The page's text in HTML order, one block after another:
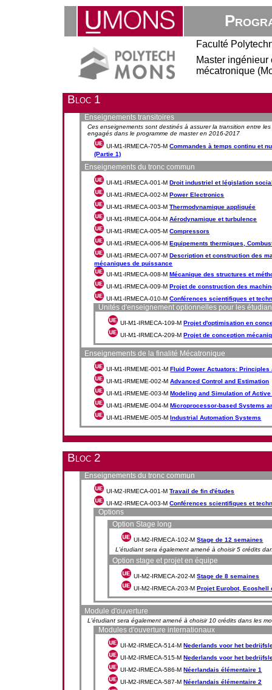
Faculté
Master
mécatronique
Bloc 1
Enseignements transitoires
Ces enseignements sont destinés à assurer la transition entre
engagés dans le programme de master en 2016-2017
UI-M1-IRMECA-705-MCommandes à temps continu et
(Partie 1)
Enseignements du tronc commun
UI-M1-IRMECA-001-MDroit industriel et législation
UI-M1-IRMECA-002-MPower Electronics
UI-M1-IRMECA-003-MThermodynamique appliquée
UI-M1-IRMECA-004-MAérodynamique et turbulence
UI-M1-IRMECA-005-MCompressors
UI-M1-IRMECA-006-MEquipements thermiques,
UI-M1-IRMECA-007-MDescription et construction des
mécaniques de puissance
UI-M1-IRMECA-008-MMécanique des structures et
UI-M1-IRMECA-009-MProjet de construction des
UI-M1-IRMECA-010-MConférences scientifiques et
Unités d'enseignement optionnelles pour les
UI-M1-IRMECA-109-MProjet d'optimisation en
UI-M1-IRMECA-209-MProjet de conception
Enseignements de la finalité Mécatronique
UI-M1-IRMEME-001-MFluid Power Actuators: Principles
UI-M1-IRMEME-002-MAdvanced Control and Estimation
UI-M1-IRMEME-003-MModeling and Simulation of
UI-M1-IRMEME-004-MMicroprocessor-based Systems
UI-M1-IRMEME-005-MIndustrial Automation Systems
Bloc 2
Enseignements du tronc commun
UI-M2-IRMECA-001-MTravail de fin d'études
UI-M2-IRMECA-003-MConférences scientifiques et
Options
Option Stage long
UI-M2-IRMECA-102-MStage de 12 semaines
L'étudiant sera également amené à choisir 5 crédits
Option stage et projet en équipe
UI-M2-IRMECA-202-MStage de 8 semaines
UI-M2-IRMECA-203-MProjet Eurobot, Ecoshell
Module d'ouverture
L'étudiant sera également amené à choisir 10 crédits dans les
Modules d'ouverture internationaux
UI-M2-IRMECA-514-MNederlands voor het
UI-M2-IRMECA-515-MNederlands voor het
UI-M2-IRMECA-586-MNéerlandais élémentaire 1
UI-M2-IRMECA-587-MNéerlandais élémentaire 2